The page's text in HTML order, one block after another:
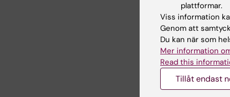
att
plattformar.
Viss information
Genom att
Du kan när som
Mer information
Read this
Tillåt endast